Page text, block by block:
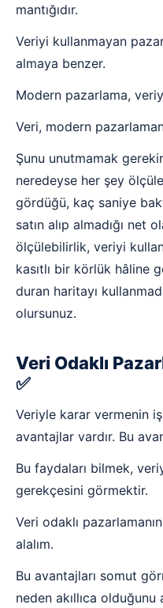
mantığıdır.
Veriyi kullanmayan
almaya benzer.
Modern pazarlama,
Veri, modern
Şunu unutmamak
neredeyse her şey
gördüğü, kaç saniye
satın alıp almadığı net
ölçülebilirlik, veriyi
kasıtlı bir körlük hâline
duran haritayı
olursunuz.
Veri Odaklı
✅
Veriyle karar vermenin
avantajlar vardır. Bu
Bu faydaları bilmek,
gerekçesini görmektir.
Veri odaklı
alalım.
Bu avantajları somut
neden akıllıca olduğunu